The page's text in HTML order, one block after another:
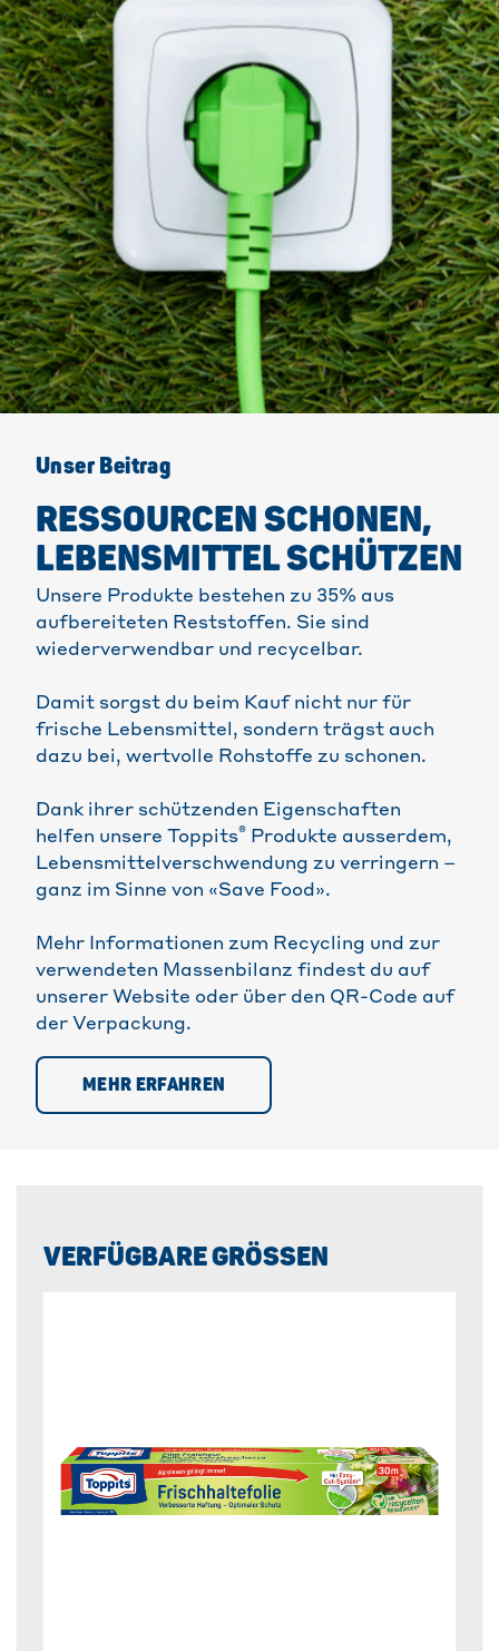
Unser Beitrag
RESSOURCEN SCHONEN,
LEBENSMITTEL SCHÜTZEN
Unsere Produkte bestehen zu 35% aus
aufbereiteten Reststoffen. Sie sind
wiederverwendbar und recycelbar.
Damit sorgst du beim Kauf nicht nur für
frische Lebensmittel, sondern trägst auch
dazu bei, wertvolle Rohstoffe zu schonen.
Dank ihrer schützenden Eigenschaften
helfen unsere Toppits® Produkte ausserdem,
Lebensmittelverschwendung zu verringern –
ganz im Sinne von «Save Food».
Mehr Informationen zum Recycling und zur
verwendeten Massenbilanz findest du auf
unserer Website oder über den QR-Code auf
der Verpackung.
MEHR ERFAHREN
VERFÜGBARE GRÖSSEN